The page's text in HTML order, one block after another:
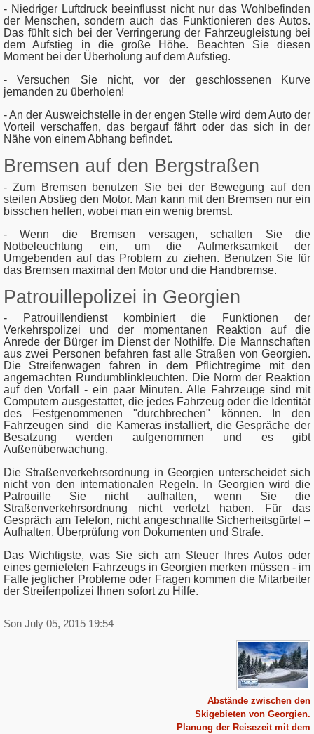
- Niedriger Luftdruck beeinflusst nicht nur das Wohlbefinden
der Menschen, sondern auch das Funktionieren des Autos.
Das fühlt sich bei der Verringerung der Fahrzeugleistung bei
dem Aufstieg in die große Höhe. Beachten Sie diesen
Moment bei der Überholung auf dem Aufstieg.
- Versuchen Sie nicht, vor der geschlossenen Kurve
jemanden zu überholen!
- An der Ausweichstelle in der engen Stelle wird dem Auto der
Vorteil verschaffen, das bergauf fährt oder das sich in der
Nähe von einem Abhang befindet.
Bremsen auf den Bergstraßen
- Zum Bremsen benutzen Sie bei der Bewegung auf den
steilen Abstieg den Motor. Man kann mit den Bremsen nur ein
bisschen helfen, wobei man ein wenig bremst.
- Wenn die Bremsen versagen, schalten Sie die
Notbeleuchtung ein, um die Aufmerksamkeit der
Umgebenden auf das Problem zu ziehen. Benutzen Sie für
das Bremsen maximal den Motor und die Handbremse.
Patrouillepolizei in Georgien
- Patrouillendienst kombiniert die Funktionen der
Verkehrspolizei und der momentanen Reaktion auf die
Anrede der Bürger im Dienst der Nothilfe. Die Mannschaften
aus zwei Personen befahren fast alle Straßen von Georgien.
Die Streifenwagen fahren in dem Pflichtregime mit den
angemachten Rundumblinkleuchten. Die Norm der Reaktion
auf den Vorfall - ein paar Minuten. Alle Fahrzeuge sind mit
Computern ausgestattet, die jedes Fahrzeug oder die Identität
des Festgenommenen "durchbrechen" können. In den
Fahrzeugen sind die Kameras installiert, die Gespräche der
Besatzung werden aufgenommen und es gibt
Außenüberwachung.
Die Straßenverkehrsordnung in Georgien unterscheidet sich
nicht von den internationalen Regeln. In Georgien wird die
Patrouille Sie nicht aufhalten, wenn Sie die
Straßenverkehrsordnung nicht verletzt haben. Für das
Gespräch am Telefon, nicht angeschnallte Sicherheitsgürtel –
Aufhalten, Überprüfung von Dokumenten und Strafe.
Das Wichtigste, was Sie sich am Steuer Ihres Autos oder
eines gemieteten Fahrzeugs in Georgien merken müssen - im
Falle jeglicher Probleme oder Fragen kommen die Mitarbeiter
der Streifenpolizei Ihnen sofort zu Hilfe.
Son July 05, 2015 19:54
Abstände zwischen den
Skigebieten von Georgien.
Planung der Reisezeit mit dem